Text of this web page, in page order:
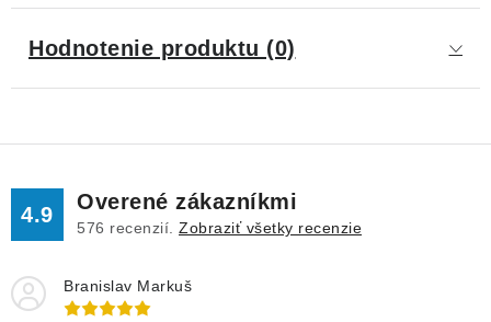
Hodnotenie produktu (0)
4.9
Overené zákazníkmi
576 recenzií. Zobraziť všetky recenzie
Branislav Markuš